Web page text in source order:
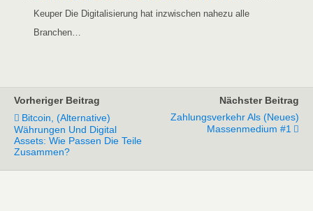
Keu­per Die Digi­ta­li­sie­rung hat inzwi­schen nahe­zu alle
Branchen…
Vorheriger Beitrag
Bitcoin, (alternative)
Währungen Und Digital
Assets: Wie Passen Die Teile
Zusammen?
Nächster Beitrag
Zahlungsverkehr Als (neues)
Massenmedium #1